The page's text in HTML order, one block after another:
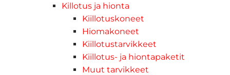
Killotus ja hionta
Kiillotuskoneet
Hiomakoneet
Kiillotustarvikkeet
Kiillotus- ja hiontapaketit
Muut tarvikkeet